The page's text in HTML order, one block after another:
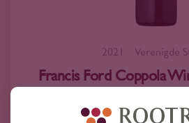
2021 Verenigde
Francis Ford Coppola
2021